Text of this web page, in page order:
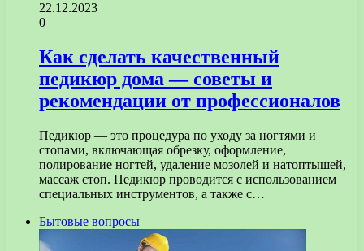
22.12.2023
0
Как сделать качественный
педикюр дома — советы и
рекомендации от профессионалов
Педикюр — это процедура по уходу за ногтями и
стопами, включающая обрезку, оформление,
полирование ногтей, удаление мозолей и натоптышей,
массаж стоп. Педикюр проводится с использованием
специальных инструментов, а также с…
Бытовые вопросы